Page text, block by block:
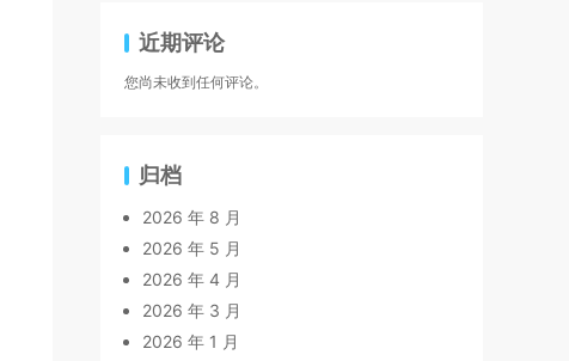
近期评论
您尚未收到任何评论。
归档
2026 年 8 月
2026 年 5 月
2026 年 4 月
2026 年 3 月
2026 年 1 月